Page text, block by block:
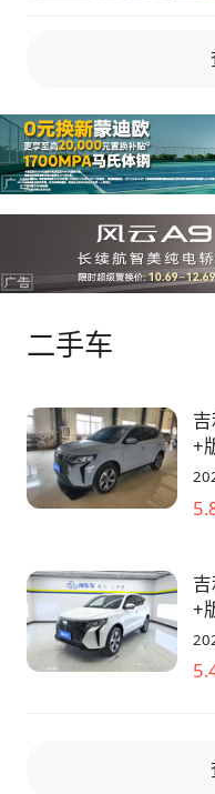
多一些。【空间表
间是绝对够用。轴
二手车
+
+